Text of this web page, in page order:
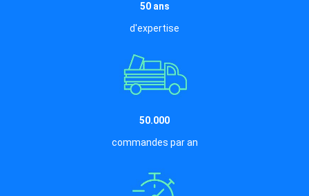
50 ans
d'expertise
50.000
commandes par an